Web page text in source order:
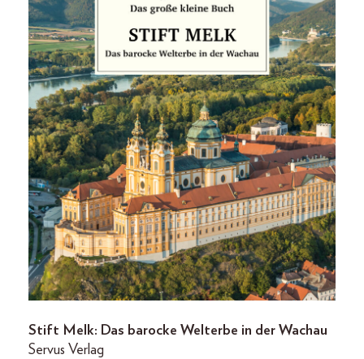
Stift Melk: Das barocke Welterbe in der Wachau
Servus Verlag